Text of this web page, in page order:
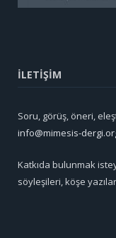
İLETİŞİM
Soru, görüş, öneri,
info@mimesis-
Katkıda bulunmak
söyleşileri, köşe